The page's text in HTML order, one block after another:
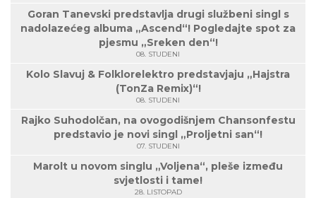
Goran Tanevski predstavlja drugi službeni singl s
nadolazećeg albuma „Ascend“! Pogledajte spot za
pjesmu „Sreken den“!
08. STUDENI
Kolo Slavuj & Folklorelektro predstavjaju „Hajstra
(TonZa Remix)“!
08. STUDENI
Rajko Suhodolčan, na ovogodišnjem Chansonfestu
predstavio je novi singl „Proljetni san“!
07. STUDENI
Marolt u novom singlu „Voljena“, pleše između
svjetlosti i tame!
28. LISTOPAD